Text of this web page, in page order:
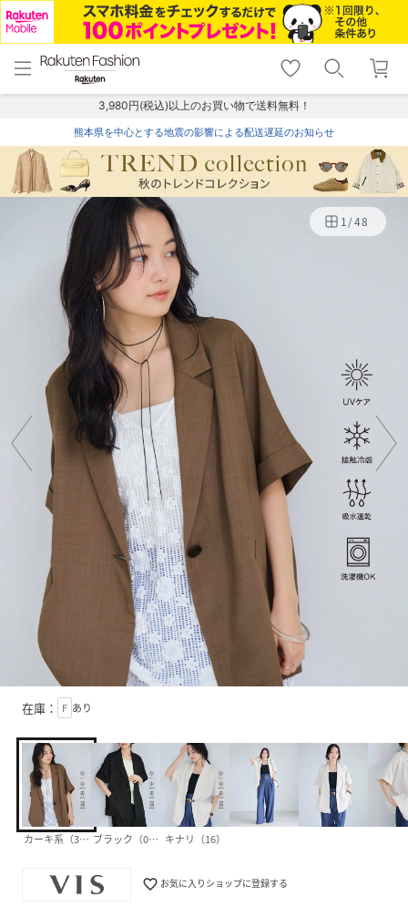
menu home
トップ
shopping_cart lock_outline
ログイン
3,980円(税込)以上のお買い物で送料無料！
熊本県を中心とする地震の影響による配送遅延のお知らせ
1/48
在庫： F あり
カーキ系（38）ブラック（01） キナリ（16）
favorite_border お気に入りショップに登録する